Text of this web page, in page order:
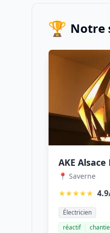
🏆 Notre
AKE
📍 Saverne
★★★★★
Électricien
réactif